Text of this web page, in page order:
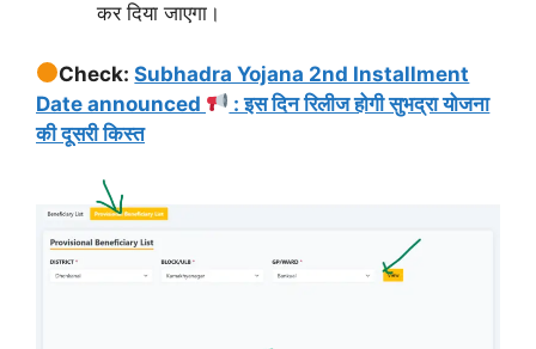
कर दिया जाएगा।
Check:Subhadra Yojana 2nd Installment
Date announced
: इस दिन रिलीज होगी सुभद्रा योजना
की दूसरी किस्त